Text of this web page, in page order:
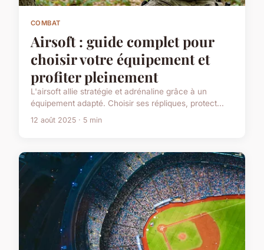
COMBAT
Airsoft : guide complet pour
choisir votre équipement et
profiter pleinement
L'airsoft allie stratégie et adrénaline grâce à un
équipement adapté. Choisir ses répliques, protect...
12 août 2025 · 5 min